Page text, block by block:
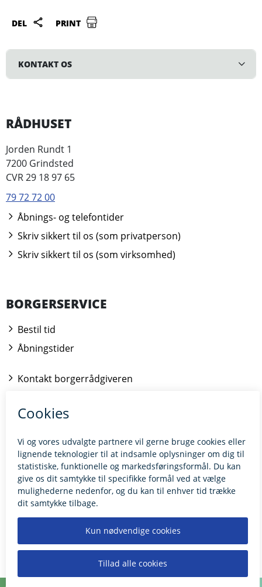
DEL PRINT
KONTAKT OS
RÅDHUSET
Jorden Rundt 1
7200 Grindsted
CVR 29 18 97 65
79 72 72 00
Åbnings- og telefontider
Skriv sikkert til os (som privatperson)
Skriv sikkert til os (som virksomhed)
BORGERSERVICE
Bestil tid
Åbningstider
Kontakt borgerrådgiveren
Tilgængelighedserklæring
Giv feedback til hjemmesiden